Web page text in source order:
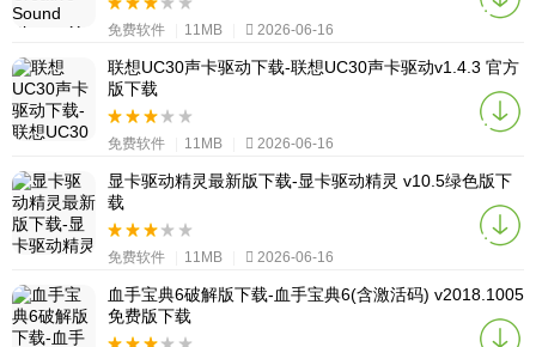
免费软件 11MB 2026-06-16
联想UC30声卡驱动下载-联想UC30声卡驱动v1.4.3 官方
版下载
免费软件 11MB 2026-06-16
显卡驱动精灵最新版下载-显卡驱动精灵 v10.5绿色版下
载
免费软件 11MB 2026-06-16
血手宝典6破解版下载-血手宝典6(含激活码) v2018.1005
免费版下载